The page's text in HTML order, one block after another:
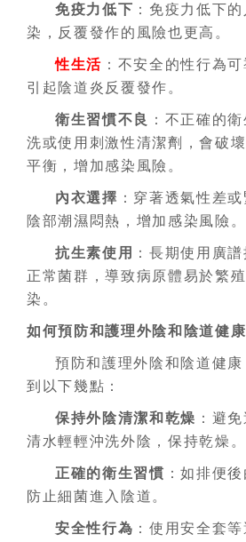
免疫力低下 ：免疫力低下
染，反覆發作的風險也更高。
性生活 ：不安全的性行為
引起陰道炎反覆發作。
衛生習慣不良
：不正確的
洗或使用刺激性清潔劑，會破
平衡，增加感染風險。
內衣選擇 ：穿著透氣性差
陰部潮濕悶熱，增加感染風險。
抗生素使用
：長期使用廣
正常菌群，導致病原體易於繁
染。
如何預防和護理外陰和陰道健康
預防和護理外陰和陰道健
到以下幾點：
保持外陰清潔和乾燥 ：避
清水輕輕沖洗外陰，保持乾燥。
正確的衛生習慣 ：如排便
防止細菌進入陰道。
安全性行為 ：使用安全套